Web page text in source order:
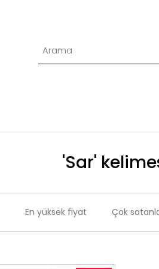
'Sar'
En yüksek fiyat Çok